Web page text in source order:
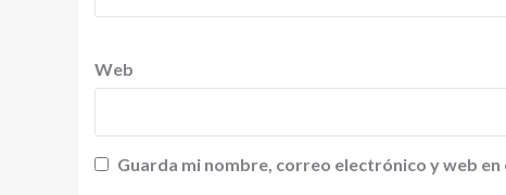
Web
Guarda mi nombre, correo electrónico y web